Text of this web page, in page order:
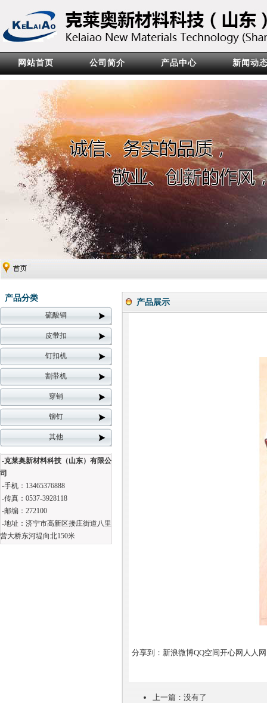
网站首页 公司简介 产品中心 新闻动
产品分类
硫酸铜
皮带扣
钉扣机
割带机
穿销
铆钉
其他
-克莱奥新材料科技（山东）有限公
司
-手机：13465376888
-传真：0537-3928118
-邮编：272100
-地址：济宁市高新区接庄街道八里
营大桥东河堤向北150米
产品展示
分享到： 新浪微博QQ空间开心网 人人网
上一篇：没有了